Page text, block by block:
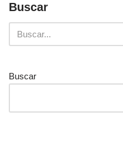
Buscar
Buscar